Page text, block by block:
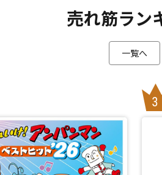
売れ筋ラン
一覧へ